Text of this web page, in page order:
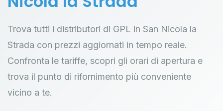
Trova tutti i distributori di GPL in San Nicola la
Strada con prezzi aggiornati in tempo reale.
Confronta le tariffe, scopri gli orari di apertura e
trova il punto di rifornimento più conveniente
vicino a te.